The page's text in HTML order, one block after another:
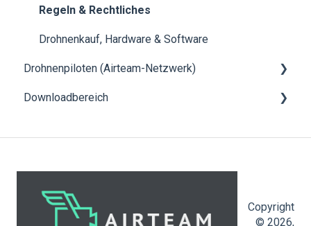
Vorschriften & weitere Hinweise
Drohnen im Test
Regeln & Rechtliches
Drohnenkauf, Hardware & Software
Drohnenpiloten (Airteam-Netzwerk)
Projekte und Abläufe
Downloadbereich
Copyright
© 2026,